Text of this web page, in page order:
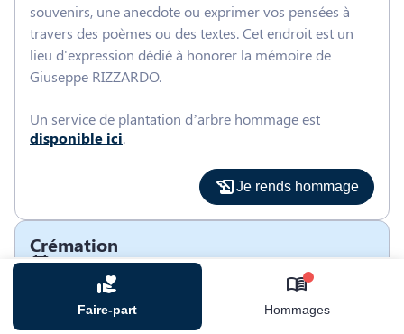
Faire-part Hommages
souvenirs, une anecdote ou exprimer vos pensées à
travers des poèmes ou des textes. Cet endroit est un
lieu d'expression dédié à honorer la mémoire de
Giuseppe RIZZARDO.
Un service de plantation d’arbre hommage est
disponible ici.
Je rends hommage
Crémation
jeudi 26 janvier 2023 à 10h30
CREMATORIUM DE LONS 120 RUE ROBERT
SCHUMANN
39000 Lons le Saunier